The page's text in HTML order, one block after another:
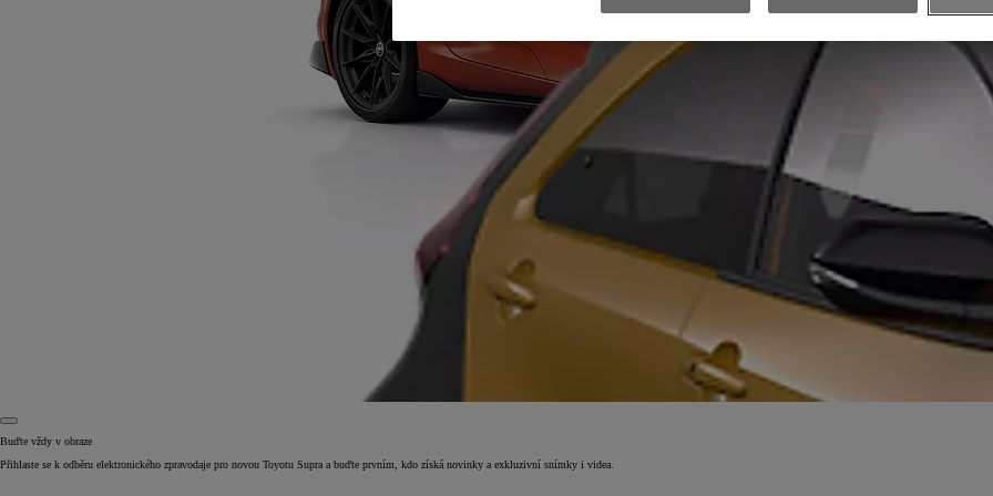
Buďte vždy v obraze
Přihlaste se k odběru elektronického zpravodaje pro novou Toyotu Supra a buďte prvním, kdo získá novinky a exkluzivní snímky i videa.